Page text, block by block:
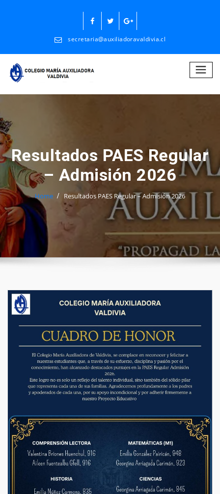
secretaria@auxiliadoravaldivia.cl
Resultados PAES Regular
– Admisión 2026
Home Resultados PAES Regular – Admisión 2026